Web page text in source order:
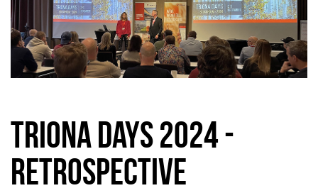
TRIONA DAYS 2024 -
RETROSPECTIVE